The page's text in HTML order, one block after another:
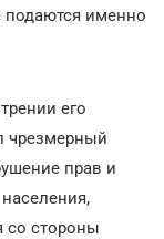
подаются именно
его
чрезмерный
прав и
со стороны